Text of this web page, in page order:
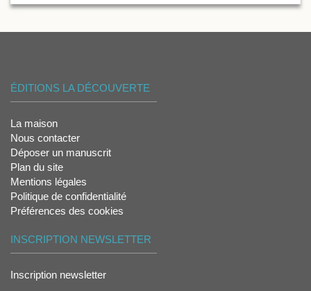
ÉDITIONS LA DÉCOUVERTE
La maison
Nous contacter
Déposer un manuscrit
Plan du site
Mentions légales
Politique de confidentialité
Préférences des cookies
INSCRIPTION NEWSLETTER
Inscription newsletter